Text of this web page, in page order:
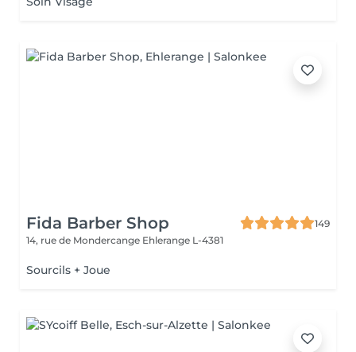
Fida Barber Shop
149
14, rue de Mondercange Ehlerange L-4381
Sourcils + Joue